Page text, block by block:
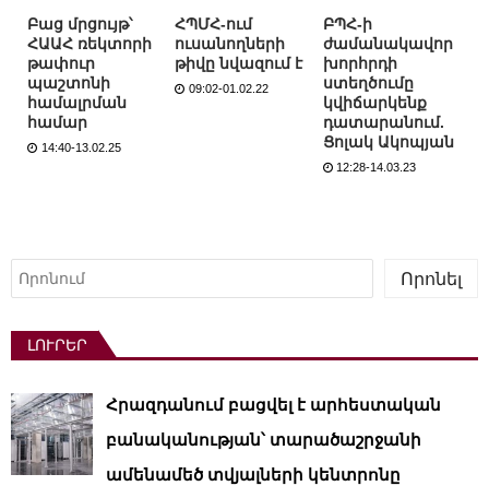
Բաց մրցույթ՝
ՀԱԱՀ ռեկտորի
թափուր
պաշտոնի
համալրման
համար
14:40-13.02.25
ՀՊՄՀ-ում
ուսանողների
թիվը նվազում է
09:02-01.02.22
ԲՊՀ-ի
ժամանակավոր
խորհրդի
ստեղծումը
կվիճարկենք
դատարանում.
Ցոլակ Ակոպյան
12:28-14.03.23
Որոնել
Որոնել
ԼՈՒՐԵՐ
Հրազդանում բացվել է արհեստական ​​
բանականության՝ տարածաշրջանի
ամենամեծ տվյալների կենտրոնը